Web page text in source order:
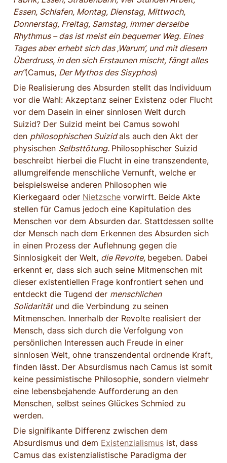
Essen, Schlafen, Montag, Dienstag, Mittwoch,
Donnerstag, Freitag, Samstag, immer derselbe
Rhythmus – das ist meist ein bequemer Weg. Eines
Tages aber erhebt sich das ‚Warum‘, und mit diesem
Überdruss, in den sich Erstaunen mischt, fängt alles
an“(Camus, Der Mythos des Sisyphos)
Die Realisierung des Absurden stellt das Individuum
vor die Wahl: Akzeptanz seiner Existenz oder Flucht
vor dem Dasein in einer sinnlosen Welt durch
Suizid? Der Suizid meint bei Camus sowohl
den philosophischen Suizid als auch den Akt der
physischen Selbsttötung. Philosophischer Suizid
beschreibt hierbei die Flucht in eine transzendente,
allumgreifende menschliche Vernunft, welche er
beispielsweise anderen Philosophen wie
Kierkegaard oder Nietzsche vorwirft. Beide Akte
stellen für Camus jedoch eine Kapitulation des
Menschen vor dem Absurden dar. Stattdessen sollte
der Mensch nach dem Erkennen des Absurden sich
in einen Prozess der Auflehnung gegen die
Sinnlosigkeit der Welt, die Revolte, begeben. Dabei
erkennt er, dass sich auch seine Mitmenschen mit
dieser existentiellen Frage konfrontiert sehen und
entdeckt die Tugend der menschlichen
Solidarität und die Verbindung zu seinen
Mitmenschen. Innerhalb der Revolte realisiert der
Mensch, dass sich durch die Verfolgung von
persönlichen Interessen auch Freude in einer
sinnlosen Welt, ohne transzendental ordnende Kraft,
finden lässt. Der Absurdismus nach Camus ist somit
keine pessimistische Philosophie, sondern vielmehr
eine lebensbejahende Aufforderung an den
Menschen, selbst seines Glückes Schmied zu
werden.
Die signifikante Differenz zwischen dem
Absurdismus und dem Existenzialismus ist, dass
Camus das existenzialistische Paradigma der